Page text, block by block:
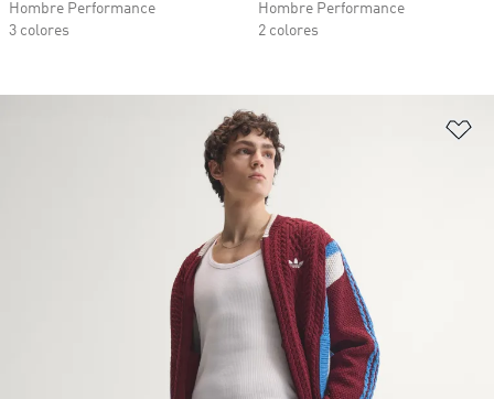
Hombre Performance
3 colores
Hombre Performance
2 colores